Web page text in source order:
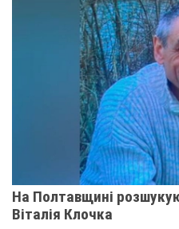
На Полтавщині
Віталія Клочка